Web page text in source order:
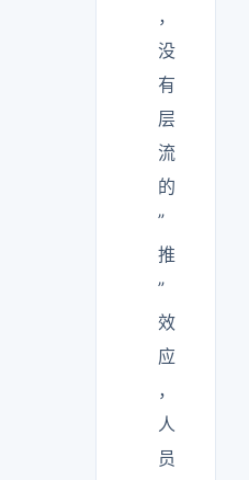
，
没
有
层
流
的
”
推
”
效
应
，
人
员